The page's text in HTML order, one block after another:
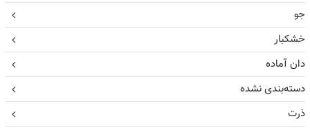
جو
خشکبار
دان آماده
دسته‌بندی نشده
ذرت